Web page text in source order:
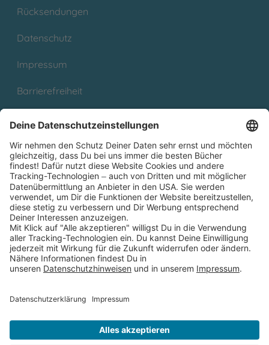
Rücksendungen
Datenschutz
Impressum
Barrierefreiheit
Partnerprogramm (Affiliate)
Folge uns auf
* Versandkostenfrei ab 9,00 € Bestellwert innerhalb
Deutschlands
** Lieferzeit 1-3 Werktage innerhalb Deutschlands
Thienemann-Esslinger Verlag GmbH, Blumenstraße 36, D-70182